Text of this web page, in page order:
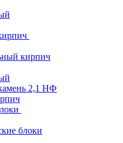
кирпич
2,1 НФ
блоки